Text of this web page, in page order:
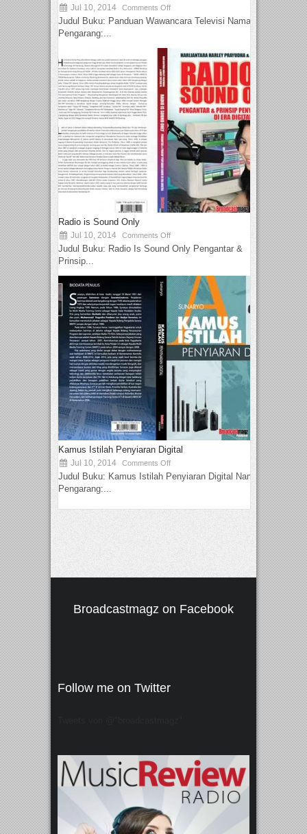
Jul 10, 2014 Comments Off
Judul Buku: Panduan Wawancara Televisi Nama
Pengarang:...
Radio is Sound Only
Jul 10, 2014 Comments Off
Judul Buku: Radio Is Sound Only Pengantar &
Prinsip...
Kamus Istilah Penyiaran Digital
Jul 10, 2014 Comments Off
Judul Buku: Kamus Istilah Penyiaran Digital Nama
Pengarang:...
Broadcastmagz on Facebook
Follow me on Twitter